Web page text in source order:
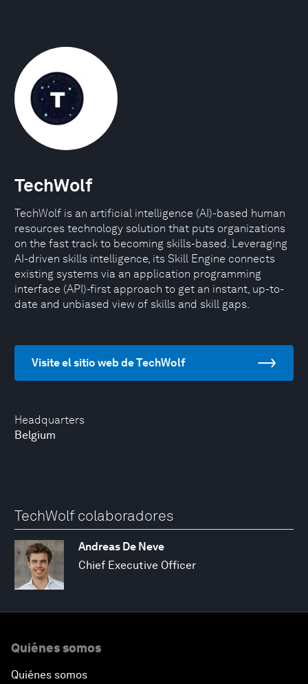
Headquarters
Belgium
TechWolf
TechWolf is an artificial intelligence (AI)-based human
resources technology solution that puts organizations
on the fast track to becoming skills-based. Leveraging
AI-driven skills intelligence, its Skill Engine connects
existing systems via an application programming
interface (API)-first approach to get an instant, up-to-
date and unbiased view of skills and skill gaps.
Visite el sitio web de TechWolf
TechWolf colaboradores
Andreas De Neve
Chief Executive Officer
Quiénes somos
Quiénes somos